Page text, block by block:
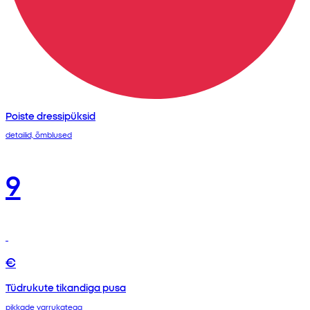
Poiste dressipüksid
detailid, õmblused
9
€
Tüdrukute tikandiga pusa
pikkade varrukatega